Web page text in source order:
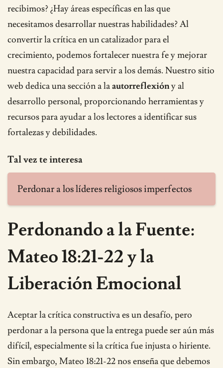
recibimos? ¿Hay áreas específicas en las que
necesitamos desarrollar nuestras habilidades? Al
convertir la crítica en un catalizador para el
crecimiento, podemos fortalecer nuestra fe y mejorar
nuestra capacidad para servir a los demás. Nuestro sitio
web dedica una sección a laautorreflexióny al
desarrollo personal, proporcionando herramientas y
recursos para ayudar a los lectores a identificar sus
fortalezas y debilidades.
Tal vez te interesa
Perdonar a los líderes religiosos imperfectos
Perdonando a la Fuente:
Mateo 18:21-22 y la
Liberación Emocional
Aceptar la crítica constructiva es un desafío, pero
perdonar a la persona que la entrega puede ser aún más
difícil, especialmente si la crítica fue injusta o hiriente.
Sin embargo, Mateo 18:21-22 nos enseña que debemos